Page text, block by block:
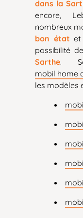
dans la
encore,
nombreux
bon état et
possibilité
Sarthe.
mobil home
les modèles